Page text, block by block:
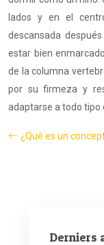
lados y en el
descansada
estar bien
de la columna
por su firmeza y
adaptarse a todo tipo
¿Qué es un
Derniers